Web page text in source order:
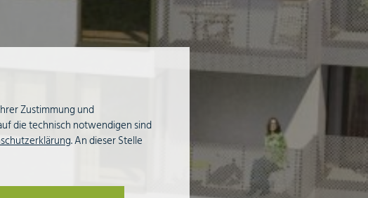
Zustimmung und
die technisch notwendigen sind
. An dieser Stelle